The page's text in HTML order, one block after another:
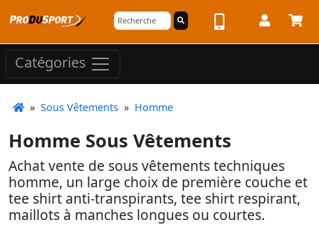
Catégories
» Sous Vêtements » Homme
Homme Sous Vêtements
Achat vente de sous vêtements techniques
homme, un large choix de première couche et
tee shirt anti-transpirants, tee shirt respirant,
maillots à manches longues ou courtes.